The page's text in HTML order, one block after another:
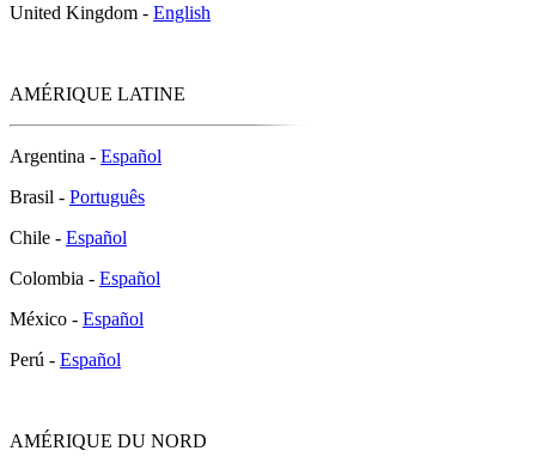
United Kingdom - English
AMÉRIQUE LATINE
Argentina - Español
Brasil - Português
Chile - Español
Colombia - Español
México - Español
Perú - Español
AMÉRIQUE DU NORD